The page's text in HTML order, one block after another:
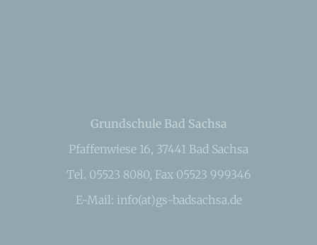
Grundschule Bad Sachsa
Pfaffenwiese 16, 37441 Bad Sachsa
Tel. 05523 8080, Fax 05523 999346
E-Mail: info(at)gs-badsachsa.de